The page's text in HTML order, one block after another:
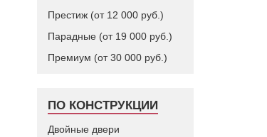
Престиж (от 12 000 руб.)
Парадные (от 19 000 руб.)
Премиум (от 30 000 руб.)
ПО КОНСТРУКЦИИ
Двойные двери